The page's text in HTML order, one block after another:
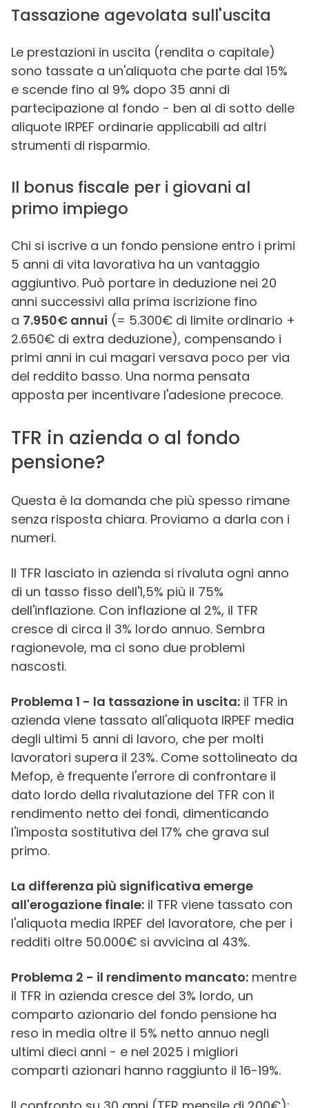
Tassazione agevolata sull'uscita
Le prestazioni in uscita (rendita o capitale)
sono tassate a un'aliquota che parte dal 15%
e scende fino al 9% dopo 35 anni di
partecipazione al fondo - ben al di sotto delle
aliquote IRPEF ordinarie applicabili ad altri
strumenti di risparmio.
Il bonus fiscale per i giovani al
primo impiego
Chi si iscrive a un fondo pensione entro i primi
5 anni di vita lavorativa ha un vantaggio
aggiuntivo. Può portare in deduzione nei 20
anni successivi alla prima iscrizione fino
a 7.950€ annui (= 5.300€ di limite ordinario +
2.650€ di extra deduzione), compensando i
primi anni in cui magari versava poco per via
del reddito basso. Una norma pensata
apposta per incentivare l'adesione precoce.
TFR in azienda o al fondo
pensione?
Questa è la domanda che più spesso rimane
senza risposta chiara. Proviamo a darla con i
numeri.
Il TFR lasciato in azienda si rivaluta ogni anno
di un tasso fisso dell'1,5% più il 75%
dell'inflazione. Con inflazione al 2%, il TFR
cresce di circa il 3% lordo annuo. Sembra
ragionevole, ma ci sono due problemi
nascosti.
Problema 1 - la tassazione in uscita: il TFR in
azienda viene tassato all'aliquota IRPEF media
degli ultimi 5 anni di lavoro, che per molti
lavoratori supera il 23%. Come sottolineato da
Mefop, è frequente l'errore di confrontare il
dato lordo della rivalutazione del TFR con il
rendimento netto dei fondi, dimenticando
l'imposta sostitutiva del 17% che grava sul
primo.
La differenza più significativa emerge
all'erogazione finale: il TFR viene tassato con
l'aliquota media IRPEF del lavoratore, che per i
redditi oltre 50.000€ si avvicina al 43%.
Problema 2 - il rendimento mancato: mentre
il TFR in azienda cresce del 3% lordo, un
comparto azionario del fondo pensione ha
reso in media oltre il 5% netto annuo negli
ultimi dieci anni - e nel 2025 i migliori
comparti azionari hanno raggiunto il 16-19%.